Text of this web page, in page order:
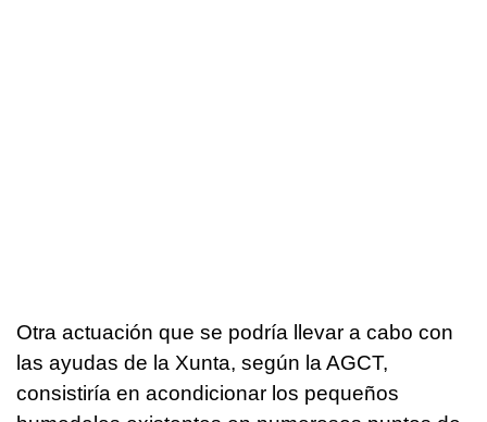
Otra actuación que se podría llevar a cabo con
las ayudas de la Xunta, según la AGCT,
consistiría en acondicionar los pequeños